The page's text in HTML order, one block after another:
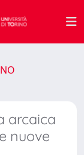
arcaica
nuove